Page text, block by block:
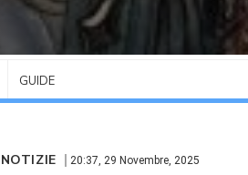
GUIDE
NOTIZIE 20:37, 29 Novembre, 2025